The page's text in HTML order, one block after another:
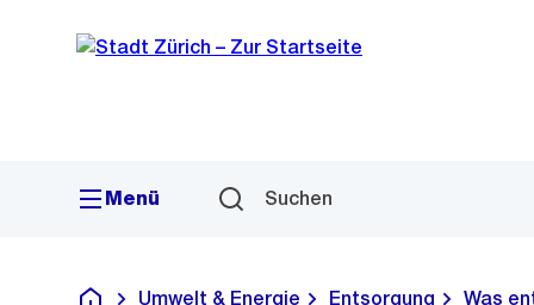
Navigation
Sprunglink
Menü Suchen
Umwelt & Energie Entsorgung Was